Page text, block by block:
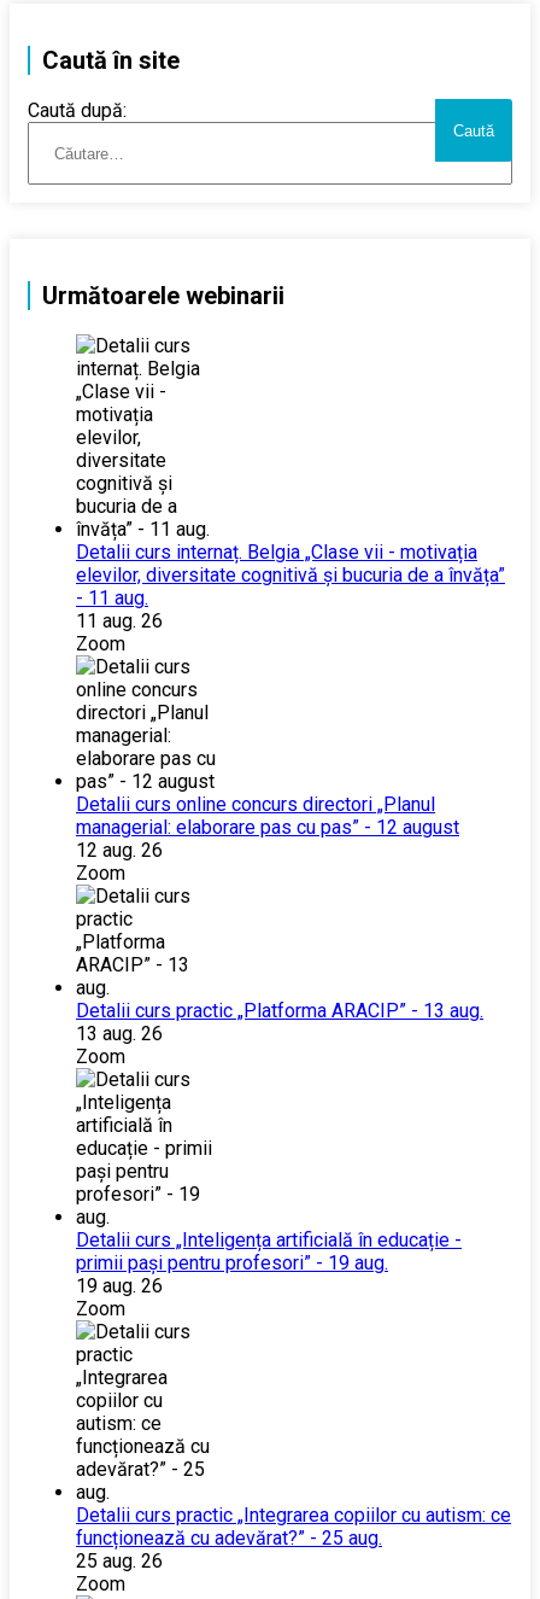
Caută în site
Caută după:
Următoarele webinarii
Detalii curs internaț. Belgia „Clase vii - motivația
elevilor, diversitate cognitivă și bucuria de a învăța”
- 11 aug.
11 aug. 26
Zoom
Detalii curs online concurs directori „Planul
managerial: elaborare pas cu pas” - 12 august
12 aug. 26
Zoom
Detalii curs practic „Platforma ARACIP” - 13 aug.
13 aug. 26
Zoom
Detalii curs „Inteligența artificială în educație -
primii pași pentru profesori” - 19 aug.
19 aug. 26
Zoom
Detalii curs practic „Integrarea copiilor cu autism: ce
funcționează cu adevărat?” - 25 aug.
25 aug. 26
Zoom